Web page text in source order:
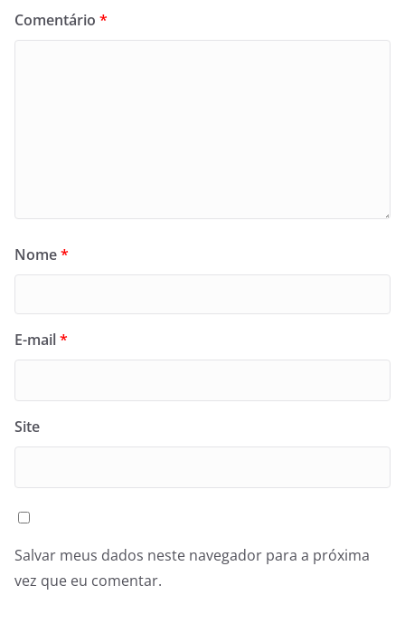
Comentário *
Nome*
E-mail*
Site
Salvar meus dados neste navegador para a próxima
vez que eu comentar.